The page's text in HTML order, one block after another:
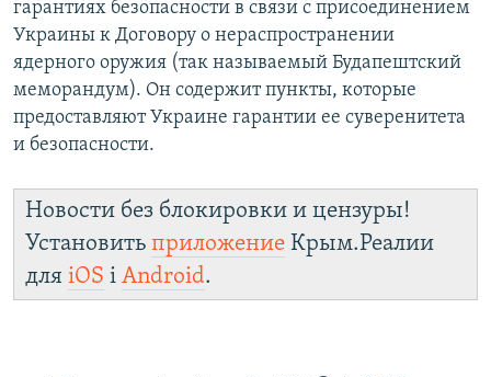
гарантиях безопасности в связи с присоединением
Украины к Договору о нераспространении
ядерного оружия (так называемый Будапештский
меморандум). Он содержит пункты, которые
предоставляют Украине гарантии ее суверенитета
и безопасности.
Новости без блокировки и цензуры!
Установить приложение Крым.Реалии
для iOS і Android.